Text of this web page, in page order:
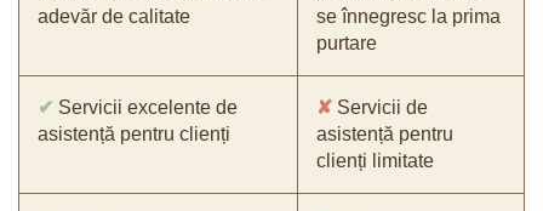
adevăr de calitate
se înnegresc la prima
purtare
✔ Servicii excelente de
asistență pentru clienți
✘ Servicii de
asistență pentru
clienți limitate